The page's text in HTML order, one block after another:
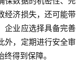
经济损失，还可能带
企业应选择具备完善
外，定期进行安全审
得到保障。